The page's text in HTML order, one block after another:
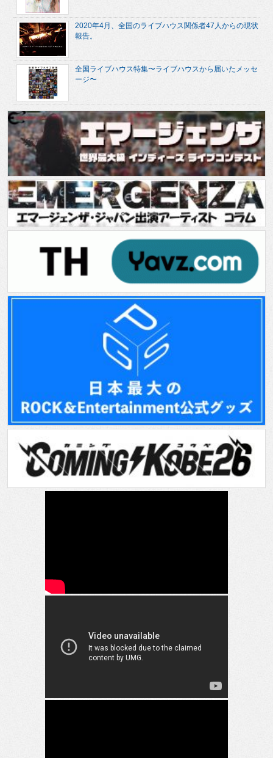
2020年4月、全国のライブハウス関係者47人からの現状
報告。
全国ライブハウス特集〜ライブハウスから届いたメッセ
ージ〜